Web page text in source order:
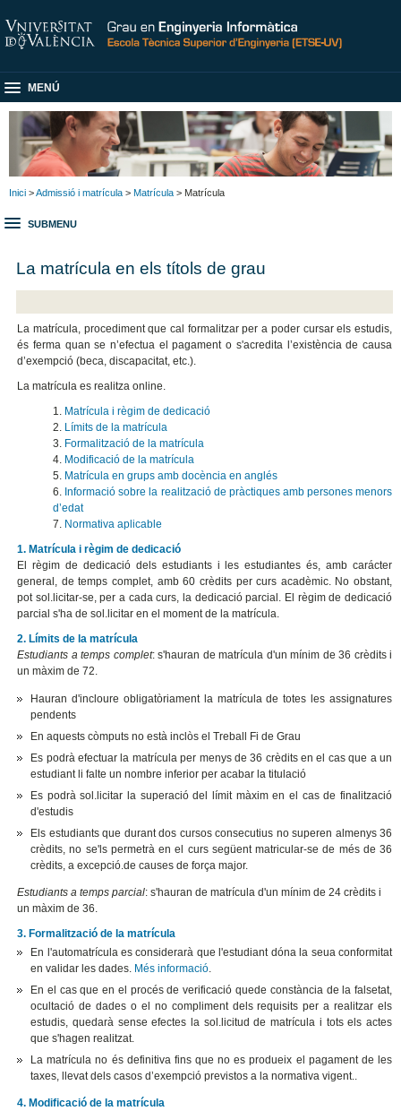
MENÚ
Inici >Admissió i matrícula > Matrícula > Matrícula
SUBMENU
La matrícula en els títols de grau
La matrícula, procediment que cal formalitzar per a poder cursar els estudis,
és ferma quan se n’efectua el pagament o s'acredita l’existència de causa
d’exempció (beca, discapacitat, etc.).
La matrícula es realitza online.
1. Matrícula i règim de dedicació
2. Límits de la matrícula
3. Formalització de la matrícula
4. Modificació de la matrícula
5. Matrícula en grups amb docència en anglés
6. Informació sobre la realització de pràctiques amb persones menors
d’edat
7. Normativa aplicable
1. Matrícula i règim de dedicació
El règim de dedicació dels estudiants i les estudiantes és, amb carácter
general, de temps complet, amb 60 crèdits per curs acadèmic. No obstant,
pot sol.licitar-se, per a cada curs, la dedicació parcial. El règim de dedicació
parcial s'ha de sol.licitar en el moment de la matrícula.
2. Límits de la matrícula
Estudiants a temps complet: s'hauran de matrícula d'un mínim de 36 crèdits i
un màxim de 72.
Hauran d'incloure obligatòriament la matrícula de totes les assignatures
pendents
En aquests còmputs no està inclòs el Treball Fi de Grau
Es podrà efectuar la matrícula per menys de 36 crèdits en el cas que a un
estudiant li falte un nombre inferior per acabar la titulació
Es podrà sol.licitar la superació del límit màxim en el cas de finalització
d'estudis
Els estudiants que durant dos cursos consecutius no superen almenys 36
crèdits, no se'ls permetrà en el curs següent matricular-se de més de 36
crèdits, a excepció.de causes de força major.
Estudiants a temps parcial: s'hauran de matrícula d'un mínim de 24 crèdits i
un màxim de 36.
3. Formalització de la matrícula
En l'automatrícula es considerarà que l'estudiant dóna la seua conformitat
en validar les dades. Més informació.
En el cas que en el procés de verificació quede constància de la falsetat,
ocultació de dades o el no compliment dels requisits per a realitzar els
estudis, quedarà sense efectes la sol.licitud de matrícula i tots els actes
que s'hagen realitzat.
La matrícula no és definitiva fins que no es produeix el pagament de les
taxes, llevat dels casos d’exempció previstos a la normativa vigent..
4. Modificació de la matrícula